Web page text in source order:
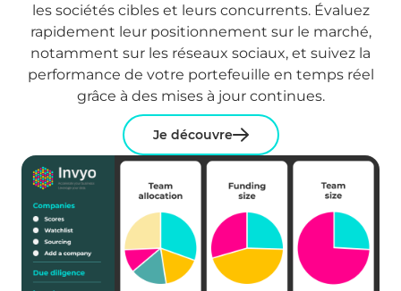
les sociétés cibles et leurs concurrents. Évaluez
rapidement leur positionnement sur le marché,
notamment sur les réseaux sociaux, et suivez la
performance de votre portefeuille en temps réel
grâce à des mises à jour continues.
Je découvre